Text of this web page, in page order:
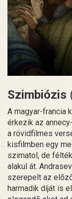
Szimbiózis
A magyar-francia
érkezik az
a rövidfilmes
kisfilmben egy
szimatol, de
alakul át.
szerepelt az
harmadik díját is